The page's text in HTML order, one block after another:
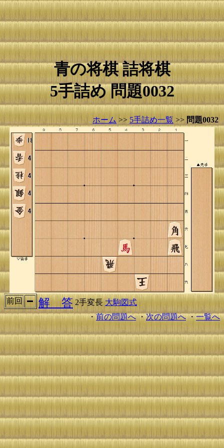
青の将棋 詰将棋
5手詰め 問題0032
ホーム >> 5手詰め一覧 >> 問題0032
前回 解 答 2手変長 大駒図式
・前の問題へ・次の問題へ・一覧へ